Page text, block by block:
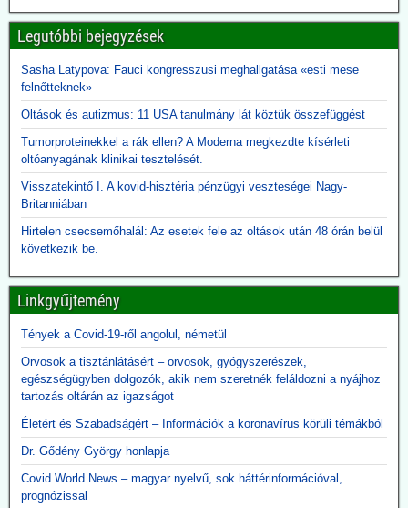
amelyek nem feleltek meg az új kritériumoknak, másként sorolták
be.
2026.06.10. JonFleetwood.com: Kennedy
beszüntette, Rubio külügyminiszter újra elindítja
a Gavi finanszírozását
Egy évvel ezelőtt Robert F. Kennedy Jr. egészségügyi miniszter
visszavonta a Gavi számára nyújtott, évi több száz millió dolláros
amerikai támogatást, hivatkozva a DTP-oltással összefüggésbe
hozható gyermekhalálesetekre.
Kennedy arra kérte a Gavi-t, hogy „állítsa vissza a közbizalmat, és
igazolja azt a 8 milliárd dollárt, amelyet Amerika 2001 óta nyújtott
finanszírozásként”.
ebola-esetekre tekintettel - folytatják a Gavi finanszírozását. A
közbizalom Gavi általi visszaszerzéséről Rubio nem ejtett szót.
2026.06.09. 24.hu: A 300 milliárdért beszerzett,
használhatatlan lélegeztetőgépek tárolása eddig
2,3 milliárdba került
A kormány felülvizsgálja a koronavírus idején beszerzett
lélegeztetőgépek ügyét. A járvány alatt közel 300 milliárd forint
értékben szerzett be gépeket az Orbán-kormány annak ellenére,
hogy a szakmai szervezetek világossá tették, hogy nincs elég
ember ennyi gép üzemeltetésére. A kormány felülvizsgálja az akkor
kötött szerződéseket, a vizsgálatot pedig a Külügyminisztérium
folytatja majd le, azonnali hatállyal.
Legutóbbi bejegyzések
Sasha Latypova: Fauci kongresszusi meghallgatása «esti mese
felnőtteknek»
Oltások és autizmus: 11 USA tanulmány lát köztük összefüggést
Tumorproteinekkel a rák ellen? A Moderna megkezdte kísérleti
oltóanyagának klinikai tesztelését.
Visszatekintő I. A kovid-hisztéria pénzügyi veszteségei Nagy-
Britanniában
Hirtelen csecsemőhalál: Az esetek fele az oltások után 48 órán belül
következik be.
Linkgyűjtemény
Tények a Covid-19-ről angolul, németül
Orvosok a tisztánlátásért – orvosok, gyógyszerészek,
egészségügyben dolgozók, akik nem szeretnék feláldozni a nyájhoz
tartozás oltárán az igazságot
Életért és Szabadságért – Információk a koronavírus körüli témákból
Dr. Gődény György honlapja
Covid World News – magyar nyelvű, sok háttérinformációval,
prognózissal